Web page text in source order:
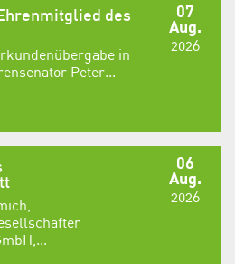
07
Aug.
2026
des
in
Peter...
06
Aug.
2026